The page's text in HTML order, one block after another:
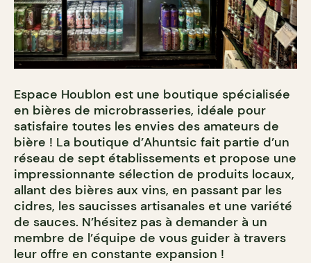
Espace Houblon est une boutique spécialisée
en bières de microbrasseries, idéale pour
satisfaire toutes les envies des amateurs de
bière ! La boutique d’Ahuntsic fait partie d’un
réseau de sept établissements et propose une
impressionnante sélection de produits locaux,
allant des bières aux vins, en passant par les
cidres, les saucisses artisanales et une variété
de sauces. N’hésitez pas à demander à un
membre de l’équipe de vous guider à travers
leur offre en constante expansion !